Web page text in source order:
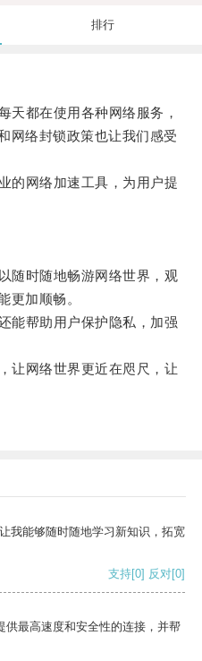
排行
都在使用各种网络服务，
网络封锁政策也让我们感受
网络加速工具，为用户提
时随地畅游网络世界，观
更加顺畅。
帮助用户保护隐私，加强
网络世界更近在咫尺，让
我能够随时随地学习新知识，拓宽
支持[0] 反对[0]
最高速度和安全性的连接，并帮